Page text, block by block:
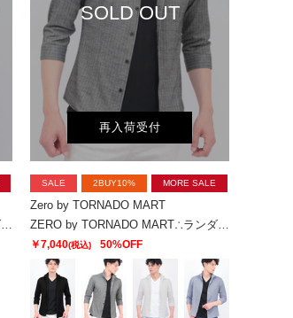
SOLD OUT
再入荷受付
SALE 2BUY10% MORE SALE
Zero by TORNADO MART
￥7,040(税込) 50%OFF